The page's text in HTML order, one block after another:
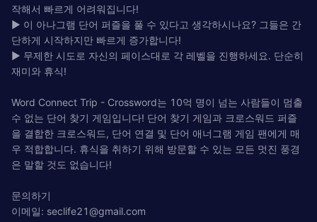
작해서 빠르게 어려워집니다!
► 이 아나그램 단어 퍼즐을 풀 수 있다고 생각하시나요? 그들은 간
단하게 시작하지만 빠르게 증가합니다!
► 무제한 시도로 자신의 페이스대로 각 레벨을 진행하세요. 단순히
재미와 휴식!
Word Connect Trip - Crossword는 10억 명이 넘는 사람들이 멈출
수 없는 단어 찾기 게임입니다! 단어 찾기 게임과 크로스워드 퍼즐
을 결합한 크로스워드, 단어 연결 및 단어 애너그램 게임 팬에게 매
우 적합합니다. 휴식을 취하기 위해 방문할 수 있는 모든 멋진 풍경
은 말할 것도 없습니다!
문의하기
이메일: seclife21@gmail.com